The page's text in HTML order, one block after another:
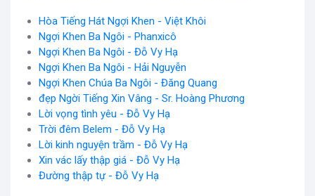
Hòa Tiếng Hát Ngợi Khen - Việt Khôi
Ngợi Khen Ba Ngôi - Phanxicô
Ngợi Khen Ba Ngôi - Đỗ Vy Hạ
Ngợi Khen Ba Ngôi - Hải Nguyễn
Ngợi Khen Chúa Ba Ngôi - Đăng Quang
đẹp Ngời Tiếng Xin Vâng - Sr. Hoàng Phương
Lời vọng tình yêu - Đỗ Vy Hạ
Trời đêm Belem - Đỗ Vy Hạ
Lời kinh nguyện trầm - Đỗ Vy Hạ
Xin vác lấy thập giá - Đỗ Vy Hạ
Đường thập tự - Đỗ Vy Hạ